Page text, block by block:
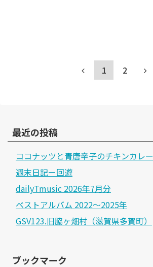
1 2
最近の投稿
ココナッツと青唐辛子のチキンカレー
週末日記ー回遊
dailyTmusic 2026年7月分
ベストアルバム 2022～2025年
GSV123.旧脇ヶ畑村（滋賀県多賀町）
ブックマーク